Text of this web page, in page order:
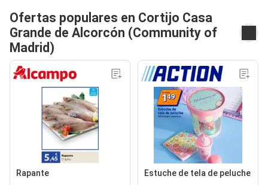
Ofertas populares en Cortijo Casa
Grande de Alcorcón (Community of
Madrid)
Rapante Estuche de tela de peluche